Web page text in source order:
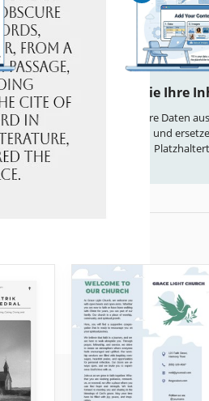
Fügen Sie Ihre
Füllen Sie Ihre Daten
hoch und